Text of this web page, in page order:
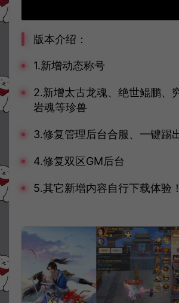
版本介绍：
1.新增动态称号
2.新增太古龙魂、绝世鲲鹏、
岩魂等珍兽
3.修复管理后台合服、一键踢
4.修复双区GM后台
5.其它新增内容自行下载体验！